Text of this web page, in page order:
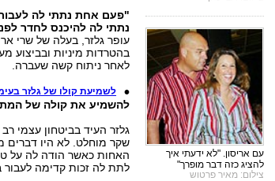
"פעם אחת נתתי לה לעבור
נתתי לה להיכנס לחדר
עופר גלזר, בעלה של שרי
בהטרדות מיניות ובביצוע
לאחר ניתוח קשה שעברה.
לשמיעת קולו של גלזר
להשמיע את קולה של
גלזר העיד בביטחון עצמי
שקר מוחלט. לא היו דברים
האחות כאשר הודה לה על
לתת לה זכות קדימה לעבור
עם אריסון. "לא ידעתי איך
להציג כזה דבר מופרך"
צילום: מאיר פרטוש